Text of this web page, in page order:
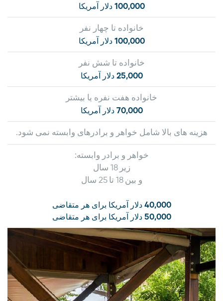
100,000 دلار آمریکا
خانواده تا چهار نفر
100,000 دلار آمریکا
خانواده تا شش نفر
25,000 دلار آمریکا
خانواده هفت نفره یا بیشتر
70,000 دلار آمریکا
هزینه های بالا شامل خواهر و برادرهای وابسته نمی شود.
خواهر و برادر وابسته:
زیر 18 سال
و بین 18 تا 25 سال
40,000 دلار آمریکا برای هر متقاضی
50,000 دلار آمریکا برای هر متقاضی